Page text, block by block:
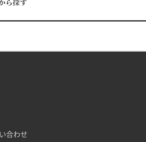
合わせ